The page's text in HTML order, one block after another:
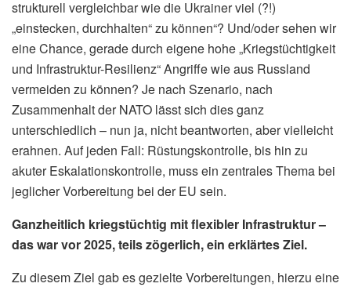
strukturell vergleichbar wie die Ukrainer viel (?!)
„einstecken, durchhalten“ zu können“? Und/oder sehen wir
eine Chance, gerade durch eigene hohe „Kriegstüchtigkeit
und Infrastruktur-Resilienz“ Angriffe wie aus Russland
vermeiden zu können? Je nach Szenario, nach
Zusammenhalt der NATO lässt sich dies ganz
unterschiedlich – nun ja, nicht beantworten, aber vielleicht
erahnen. Auf jeden Fall: Rüstungskontrolle, bis hin zu
akuter Eskalationskontrolle, muss ein zentrales Thema bei
jeglicher Vorbereitung bei der EU sein.
Ganzheitlich kriegstüchtig mit flexibler Infrastruktur –
das war vor 2025, teils zögerlich, ein erklärtes Ziel.
Zu diesem Ziel gab es gezielte Vorbereitungen, hierzu eine